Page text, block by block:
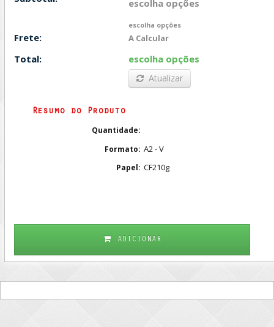
escolha opções
escolha opções
Frete: A Calcular
Total: escolha opções
Atualizar
Resumo do Produto
Quantidade:
Formato: A2 - V
Papel: CF210g
ADICIONAR